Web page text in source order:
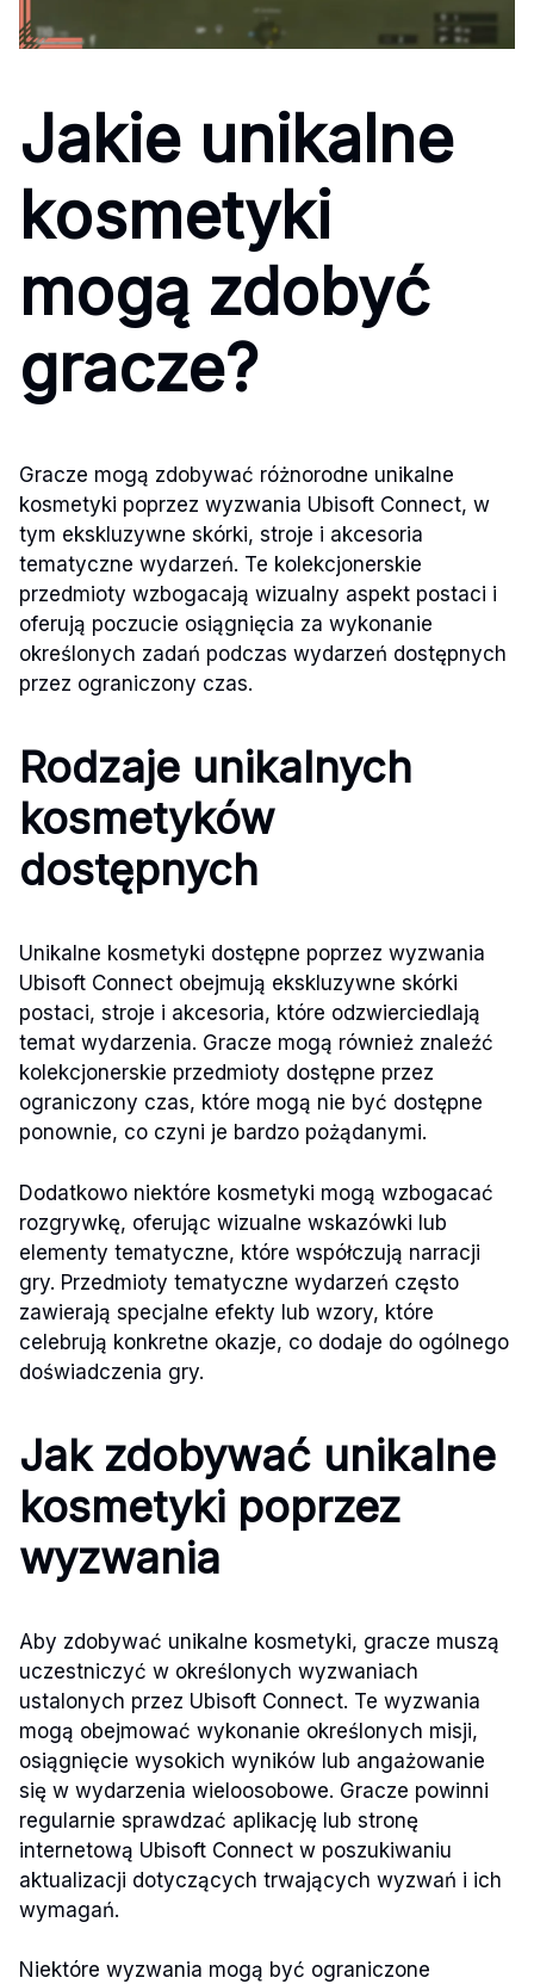
Jakie unikalne
kosmetyki
mogą zdobyć
gracze?
Gracze mogą zdobywać różnorodne unikalne
kosmetyki poprzez wyzwania Ubisoft Connect, w
tym ekskluzywne skórki, stroje i akcesoria
tematyczne wydarzeń. Te kolekcjonerskie
przedmioty wzbogacają wizualny aspekt postaci i
oferują poczucie osiągnięcia za wykonanie
określonych zadań podczas wydarzeń dostępnych
przez ograniczony czas.
Rodzaje unikalnych
kosmetyków
dostępnych
Unikalne kosmetyki dostępne poprzez wyzwania
Ubisoft Connect obejmują ekskluzywne skórki
postaci, stroje i akcesoria, które odzwierciedlają
temat wydarzenia. Gracze mogą również znaleźć
kolekcjonerskie przedmioty dostępne przez
ograniczony czas, które mogą nie być dostępne
ponownie, co czyni je bardzo pożądanymi.
Dodatkowo niektóre kosmetyki mogą wzbogacać
rozgrywkę, oferując wizualne wskazówki lub
elementy tematyczne, które współczują narracji
gry. Przedmioty tematyczne wydarzeń często
zawierają specjalne efekty lub wzory, które
celebrują konkretne okazje, co dodaje do ogólnego
doświadczenia gry.
Jak zdobywać unikalne
kosmetyki poprzez
wyzwania
Aby zdobywać unikalne kosmetyki, gracze muszą
uczestniczyć w określonych wyzwaniach
ustalonych przez Ubisoft Connect. Te wyzwania
mogą obejmować wykonanie określonych misji,
osiągnięcie wysokich wyników lub angażowanie
się w wydarzenia wieloosobowe. Gracze powinni
regularnie sprawdzać aplikację lub stronę
internetową Ubisoft Connect w poszukiwaniu
aktualizacji dotyczących trwających wyzwań i ich
wymagań.
Niektóre wyzwania mogą być ograniczone